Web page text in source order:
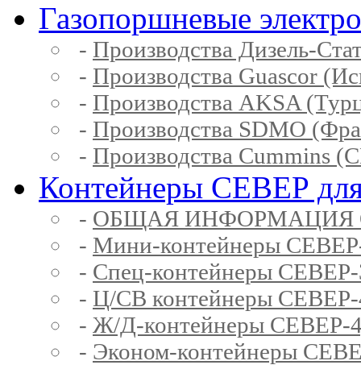
Газопоршневые
- Производства Дизель-
- Производства Guascor
- Производства AKSA
- Производства SDMO
- Производства Cummins
Контейнеры СЕВЕР для
- ОБЩАЯ ИНФОРМАЦИЯ
- Мини-контейнеры
- Спец-контейнеры
- Ц/СВ контейнеры
- Ж/Д-контейнеры
- Эконом-контейнеры